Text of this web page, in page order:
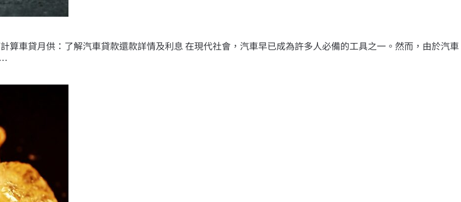
算車貸月供：了解汽車貸款還款詳情及利息 在現代社會，汽車早已成為許多人必備的工具之一。然而，由於汽車